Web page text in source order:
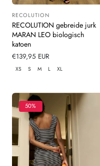
Leverancier:
RECOLUTION
RECOLUTION gebreide jurk
MARAN LEO biologisch
katoen
Normale
prijs
€139,95 EUR
XS S M L XL
50%